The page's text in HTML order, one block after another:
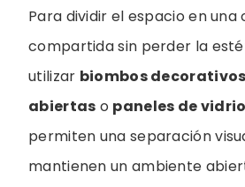
Para dividir el espacio en una
compartida sin perder la
utilizar biombos
abiertas o paneles de
permiten una separación
mantienen un ambiente